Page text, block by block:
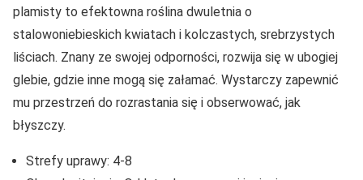
plamisty to efektowna roślina dwuletnia o
stalowoniebieskich kwiatach i kolczastych, srebrzystych
liściach. Znany ze swojej odporności, rozwija się w ubogiej
glebie, gdzie inne mogą się załamać. Wystarczy zapewnić
mu przestrzeń do rozrastania się i obserwować, jak
błyszczy.
Strefy uprawy: 4-8